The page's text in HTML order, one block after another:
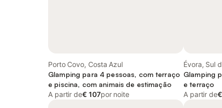
Porto Covo, Costa Azul
Glamping para 4 pessoas, com terraço
e piscina, com animais de estimação
A partir de€ 107por noite
Évora, Sul
Glamping
e terraço
A partir de